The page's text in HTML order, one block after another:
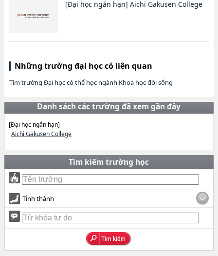
[Đại học ngắn hạn] Aichi Gakusen College
Những trường đại học có liên quan
Tìm trường Đại học có thể học ngành Khoa học đời sống
Danh sách các trường đã xem gần đây
[Đại học ngắn hạn]
Aichi Gakusen College
Tìm kiếm trường học
Tỉnh thành